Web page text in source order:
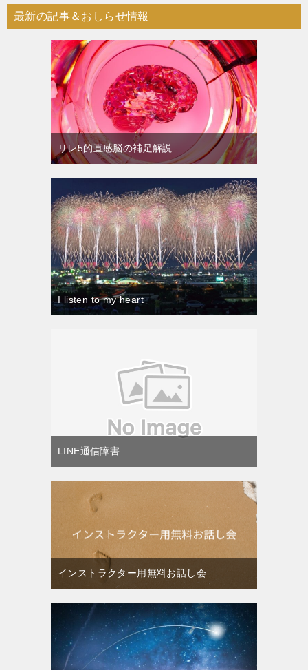
最新の記事＆おしらせ情報
リレ5的直感脳の補足解説
I listen to my heart
LINE通信障害
インストラクター用無料お話し会